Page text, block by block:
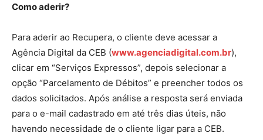
Como aderir?
Para aderir ao Recupera, o cliente deve acessar a
Agência Digital da CEB (www.agenciadigital.com.br),
clicar em “Serviços Expressos”, depois selecionar a
opção “Parcelamento de Débitos” e preencher todos os
dados solicitados. Após análise a resposta será enviada
para o e-mail cadastrado em até três dias úteis, não
havendo necessidade de o cliente ligar para a CEB.